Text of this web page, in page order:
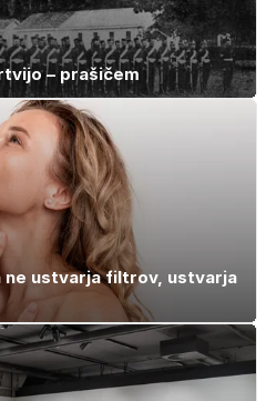
– prašičem
ustvarja filtrov, ustvarja